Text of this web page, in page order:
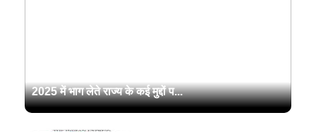
2025 में भाग लेते राज्य के कई मुद्दों प...